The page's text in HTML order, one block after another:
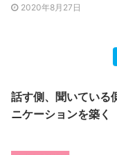
2020年8月27日
話す側、聞いている
ニケーションを築く